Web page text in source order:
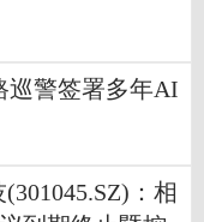
巡警签署多年AI
：相